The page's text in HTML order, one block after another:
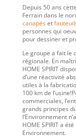
Depuis 50 ans
Ferrain dans le
canapéset
personnes qui
pour dessiner et
Le groupe a fait le
régionale. En
HOME SPIRIT
d’une réactivité
utiles à la
100 km de
commerciales,
grands principes
l’Environnement
HOME SPIRIT a
Environnement.